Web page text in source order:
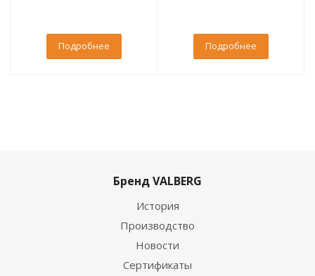
Подробнее Подробнее
Бренд VALBERG
История
Производство
Новости
Сертификаты